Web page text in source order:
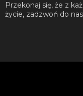
Przekonaj się, że z
życie, zadzwoń do